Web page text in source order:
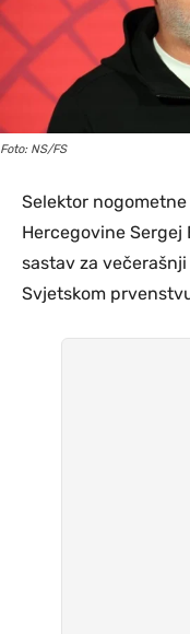
Foto: NS/FS
Selektor
Hercegovine
sastav za
Svjetskom